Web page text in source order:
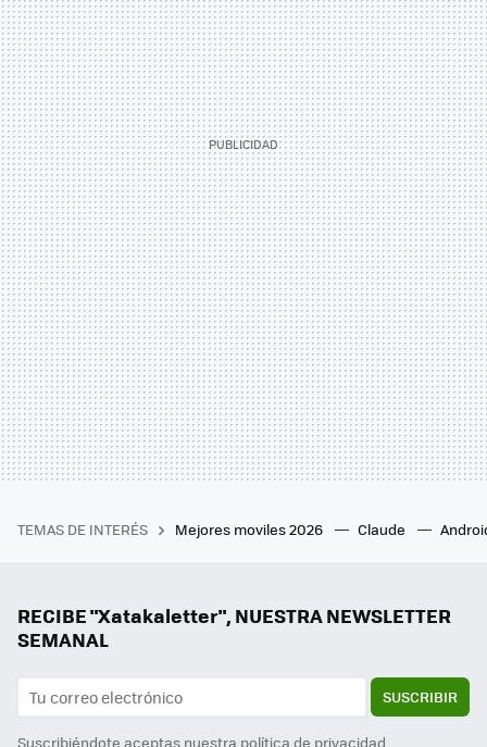
TEMAS DE INTERÉS Mejores moviles 2026 Claude
RECIBE "Xatakaletter", NUESTRA NEWSLETTER
SEMANAL
SUSCRIBIR
Suscribiéndote aceptas nuestra política de privacidad